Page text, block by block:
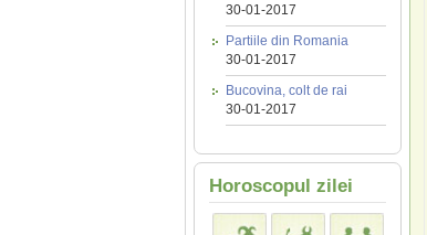
30-01-2017
Partiile din Romania
30-01-2017
Bucovina, colt de rai
30-01-2017
Horoscopul zilei